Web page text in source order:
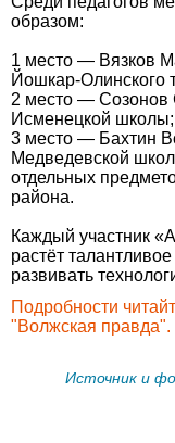
образом:
1 место — Вязков
Йошкар-Олинского
2 место — Созонов
Исменецкой школы;
3 место — Бахтин
Медведевской
отдельных
района.
Каждый участник
растёт
развивать
Подробности
"Волжская правда".
Источник и